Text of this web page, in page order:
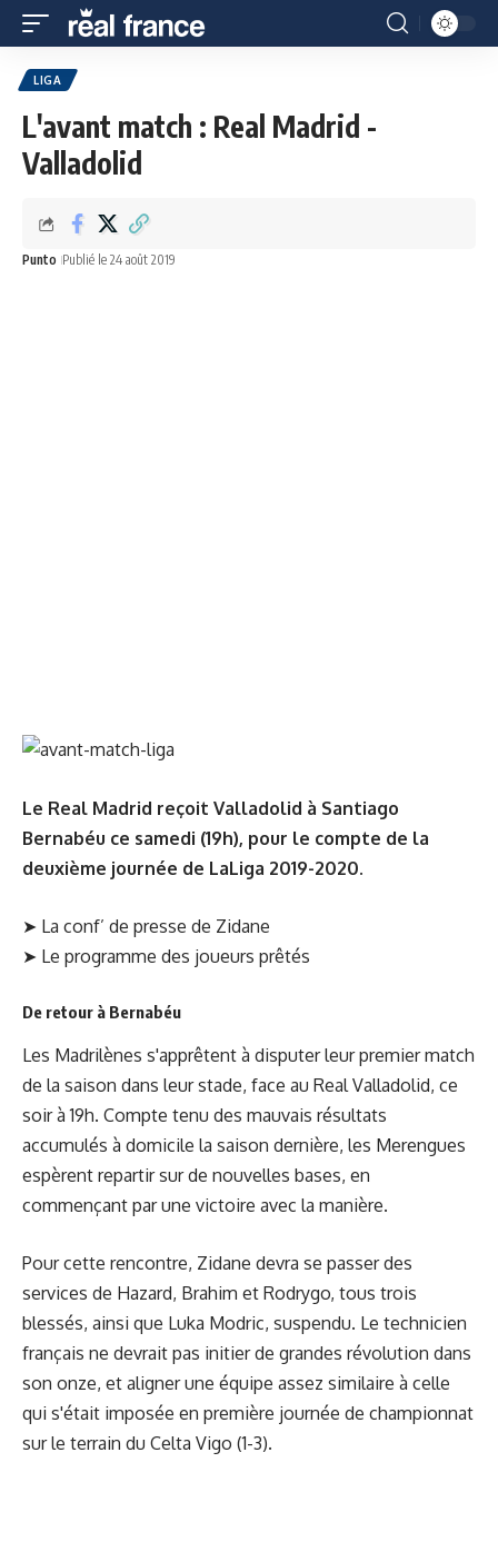
LIGA
L'avant match : Real Madrid -
Valladolid
Punto Publié le 24 août 2019
Le Real Madrid reçoit Valladolid à Santiago
Bernabéu ce samedi (19h), pour le compte de la
deuxième journée de LaLiga 2019-2020.
➤ La conf’ de presse de Zidane
➤ Le programme des joueurs prêtés
De retour à Bernabéu
Les Madrilènes s'apprêtent à disputer leur premier match
de la saison dans leur stade, face au Real Valladolid, ce
soir à 19h. Compte tenu des mauvais résultats
accumulés à domicile la saison dernière, les Merengues
espèrent repartir sur de nouvelles bases, en
commençant par une victoire avec la manière.
Pour cette rencontre, Zidane devra se passer des
services de Hazard, Brahim et Rodrygo, tous trois
blessés, ainsi que Luka Modric, suspendu. Le technicien
français ne devrait pas initier de grandes révolution dans
son onze, et aligner une équipe assez similaire à celle
qui s'était imposée en première journée de championnat
sur le terrain du Celta Vigo (1-3).